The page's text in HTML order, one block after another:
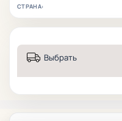
СТРАНА:
Выбрать